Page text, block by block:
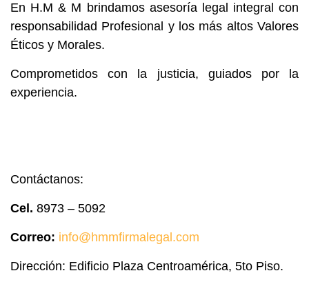
En H.M & M brindamos asesoría legal integral con
responsabilidad Profesional y los más altos Valores
Éticos y Morales.
Comprometidos con la justicia, guiados por la
experiencia.
Contáctanos:
Cel. 8973 – 5092
Correo: info@hmmfirmalegal.com
Dirección: Edificio Plaza Centroamérica, 5to Piso.